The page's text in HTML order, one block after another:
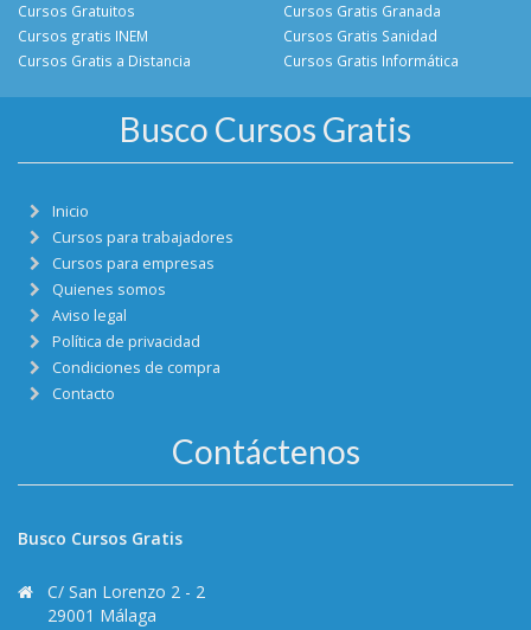
Cursos Gratuitos
Cursos gratis INEM
Cursos Gratis a Distancia
Cursos Gratis Granada
Cursos Gratis Sanidad
Cursos Gratis Informática
Busco Cursos Gratis
Inicio
Cursos para trabajadores
Cursos para empresas
Quienes somos
Aviso legal
Política de privacidad
Condiciones de compra
Contacto
Contáctenos
Busco Cursos Gratis
C/ San Lorenzo 2 - 2
29001 Málaga